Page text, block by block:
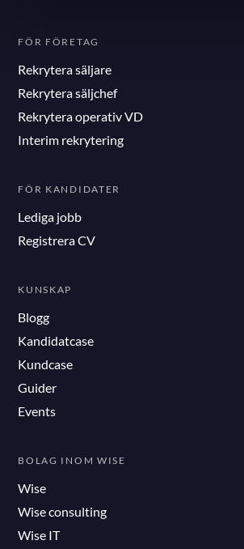
FÖR FÖRETAG
Rekrytera säljare
Rekrytera säljchef
Rekrytera operativ VD
Interim rekrytering
FÖR KANDIDATER
Lediga jobb
Registrera CV
KUNSKAP
Blogg
Kandidatcase
Kundcase
Guider
Events
BOLAG INOM WISE
Wise
Wise consulting
Wise IT